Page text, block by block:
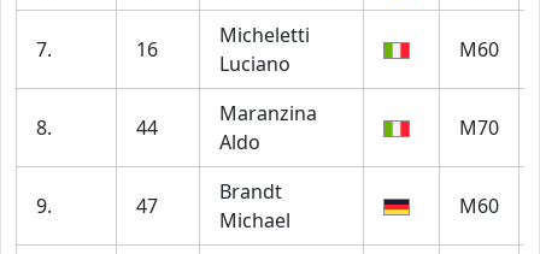
7. 16
Micheletti
Luciano
M60
8. 44
Maranzina
Aldo
M70
9. 47
Brandt
Michael
M60